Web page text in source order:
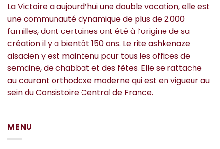
La Victoire a aujourd’hui une double vocation, elle est
une communauté dynamique de plus de 2.000
familles, dont certaines ont été à l’origine de sa
création il y a bientôt 150 ans. Le rite ashkenaze
alsacien y est maintenu pour tous les offices de
semaine, de chabbat et des fêtes. Elle se rattache
au courant orthodoxe moderne qui est en vigueur au
sein du Consistoire Central de France.
MENU